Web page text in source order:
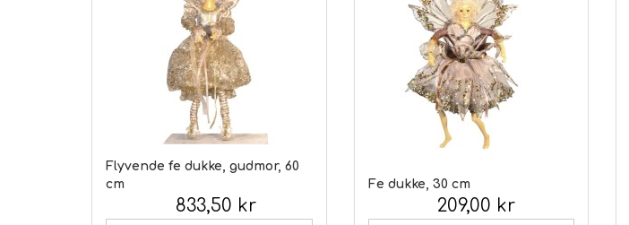
Flyvende fe dukke, gudmor, 60
cm
833,50 kr
Fe dukke, 30 cm
209,00 kr